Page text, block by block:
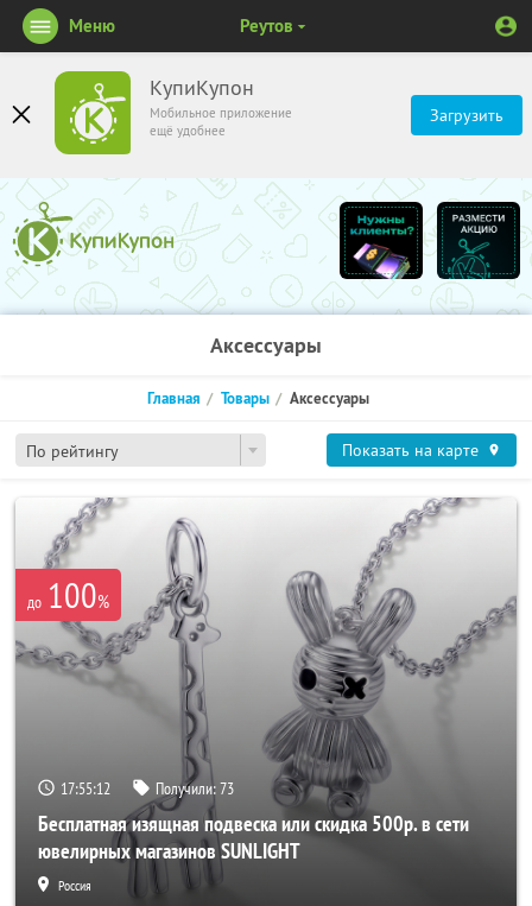
КупиКупон
Мобильное приложение
ещё удобнее
Загрузить
Меню Реутов
Аксессуары
По рейтингу
Главная Товары Аксессуары
Показать на карте
до 100%
17:55:12 Получили:73
Бесплатная изящная подвеска или скидка 500р. в сети
ювелирных магазинов SUNLIGHT
Россия